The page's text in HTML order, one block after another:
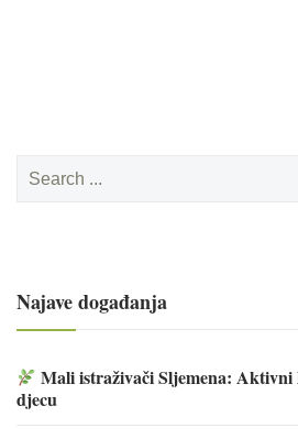
for:
Najave događanja
Mali istraživači Sljemena:
djecu